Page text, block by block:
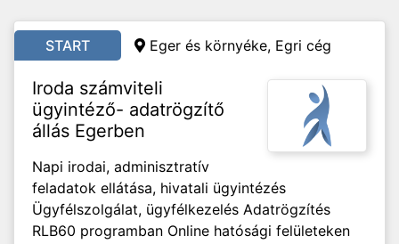
START Eger és környéke, Egri cég
Iroda számviteli
ügyintéző- adatrögzítő
állás Egerben
Napi irodai, adminisztratív
feladatok ellátása, hivatali ügyintézés
Ügyfélszolgálat, ügyfélkezelés Adatrögzítés
RLB60 programban Online hatósági felületeken